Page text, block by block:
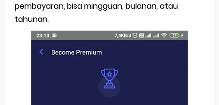
pembayaran, bisa mingguan, bulanan, atau
tahunan.